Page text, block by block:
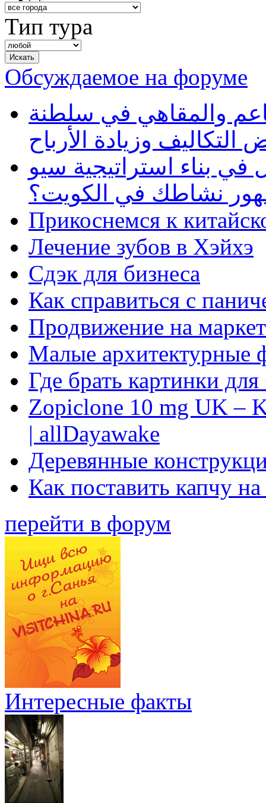
Тип тура
Обсуждаемое на форуме
والمقاهي في سلطنة
وزيادة الأرباح
بناء استراتيجية سيو
نشاطك في الكويت؟
Прикоснемся к
Лечение зубов в Хэйхэ
Сдэк для бизнеса
Как справиться с
Продвижение на
Малые архитектурные
Где брать картинки
Zopiclone 10 mg UK –
| allDayawake
Деревянные
Как поставить капчу
перейти в форум
Интересные факты